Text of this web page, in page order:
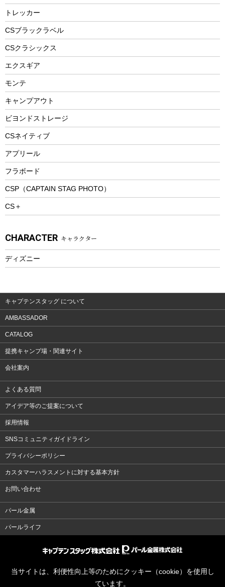
ステンレスボトル
フードボトル
トレー
ランチョンマット
ランチボックス
スプレー関係
ツール、他
エアーポンプ
アクセサリー
自転車ウェア
パラソル
フローティングベスト
エアーポンプ
ビーチテント
ウィンター
スノーシュー
防寒ウェア
トレッキング
トレッキングステッキ
トレッキングアクセサリー
プレイグッズ
ウェルネス
ウェア、タオル
ウェア
防災用品
トレッカー
CSブラックラベル
CSクラシックス
エクスギア
モンテ
キャンプアウト
ビヨンドストレージ
CSネイティブ
アプリール
フラボード
CSP（CAPTAIN STAG PHOTO）
CS＋
CHARACTER キャラクター
ディズニー
キャプテンスタッグ について
AMBASSADOR
CATALOG
提携キャンプ場・関連サイト
会社案内
よくある質問
アイデア等のご提案について
採用情報
SNSコミュニティガイドライン
プライバシーポリシー
カスタマーハラスメントに対する基本方針
お問い合わせ
パール金属
パールライフ
当サイトは、利便性向上等のためにクッキー（cookie）を使用し
ています。